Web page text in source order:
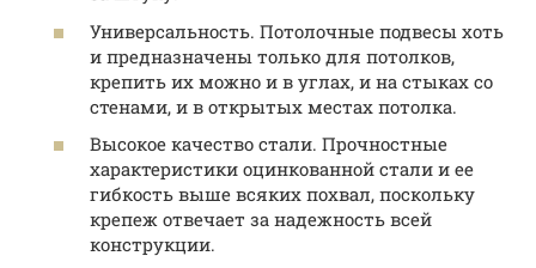
Универсальность. Потолочные подвесы хоть
и предназначены только для потолков,
крепить их можно и в углах, и на стыках со
стенами, и в открытых местах потолка.
Высокое качество стали. Прочностные
характеристики оцинкованной стали и ее
гибкость выше всяких похвал, поскольку
крепеж отвечает за надежность всей
конструкции.